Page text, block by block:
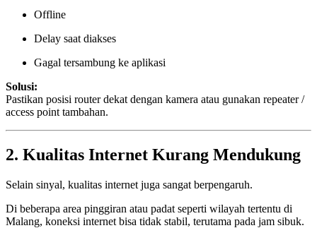
Offline
Delay saat diakses
Gagal tersambung ke aplikasi
Solusi:
Pastikan posisi router dekat dengan kamera atau gunakan repeater /
access point tambahan.
2. Kualitas Internet Kurang Mendukung
Selain sinyal, kualitas internet juga sangat berpengaruh.
Di beberapa area pinggiran atau padat seperti wilayah tertentu di
Malang, koneksi internet bisa tidak stabil, terutama pada jam sibuk.